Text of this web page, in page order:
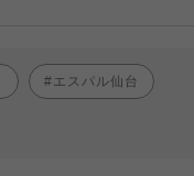
エスパル仙台